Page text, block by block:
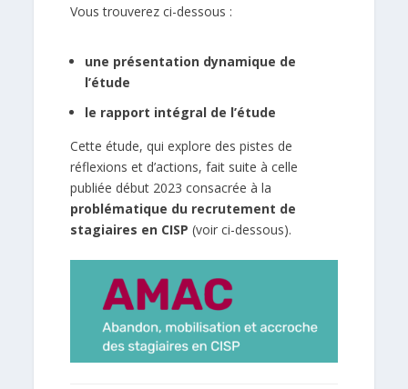
Vous trouverez ci-dessous :
une présentation dynamique de
l’étude
le rapport intégral de l’étude
Cette étude, qui explore des pistes de
réflexions et d’actions, fait suite à celle
publiée début 2023 consacrée à la
problématique du recrutement de
stagiaires en CISP (voir ci-dessous).